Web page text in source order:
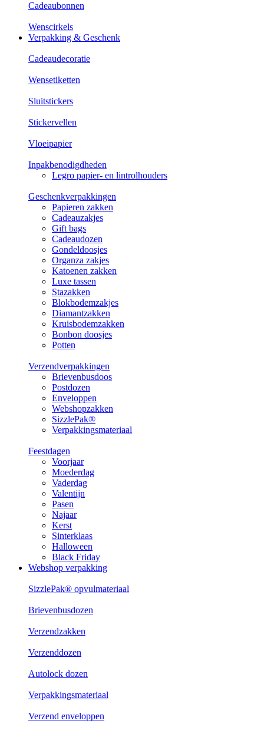
Cadeaubonnen
Wenscirkels
Verpakking & Geschenk
Cadeaudecoratie
Wensetiketten
Sluitstickers
Stickervellen
Vloeipapier
Inpakbenodigdheden
Legro papier- en lintrolhouders
Geschenkverpakkingen
Papieren zakken
Cadeauzakjes
Gift bags
Cadeaudozen
Gondeldoosjes
Organza zakjes
Katoenen zakken
Luxe tassen
Stazakken
Blokbodemzakjes
Diamantzakken
Kruisbodemzakken
Bonbon doosjes
Potten
Verzendverpakkingen
Brievenbusdoos
Postdozen
Enveloppen
Webshopzakken
SizzlePak®
Verpakkingsmateriaal
Feestdagen
Voorjaar
Moederdag
Vaderdag
Valentijn
Pasen
Najaar
Kerst
Sinterklaas
Halloween
Black Friday
Webshop verpakking
SizzlePak® opvulmateriaal
Brievenbusdozen
Verzendzakken
Verzenddozen
Autolock dozen
Verpakkingsmateriaal
Verzend enveloppen